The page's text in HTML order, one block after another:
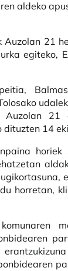
aldeko
Auzolan 21
egiteko,
21
14
horiek
horretan,